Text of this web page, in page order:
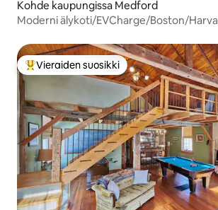
Kohde kaupungissa Medford
Moderni älykoti/EVCharge/Boston/
Vieraiden suosikkien parhaimmistoa
Vieraiden suosikki